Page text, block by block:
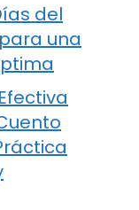
del
una